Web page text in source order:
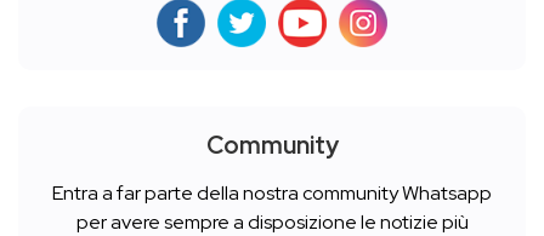
Community
Entra a far parte della nostra community Whatsapp
per avere sempre a disposizione le notizie più